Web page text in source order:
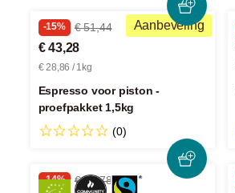
Aanbeveling
-15% € 51,44
€ 43,28
€ 28,86 / 1kg
Espresso voor piston -
proefpakket 1,5kg
(0)
-14% € 18,78